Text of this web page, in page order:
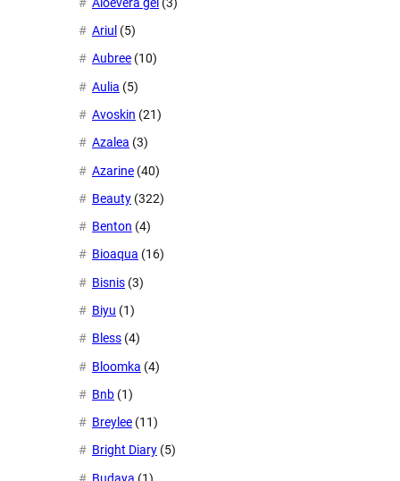
Ariul (5)
Aubree (10)
Aulia (5)
Avoskin (21)
Azalea (3)
Azarine (40)
Beauty (322)
Benton (4)
Bioaqua (16)
Bisnis (3)
Biyu (1)
Bless (4)
Bloomka (4)
Bnb (1)
Breylee (11)
Bright Diary (5)
Budaya (1)